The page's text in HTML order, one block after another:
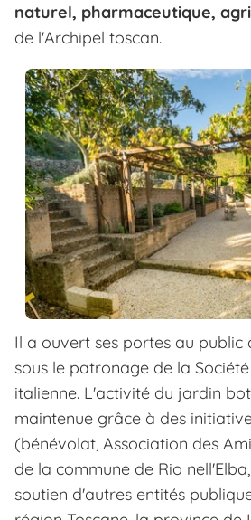
naturel, pharmaceutique,
de l'Archipel toscan.
Il a ouvert ses portes au public
sous le patronage de la
italienne. L'activité du jardin
maintenue grâce à des
(bénévolat, Association des
de la commune de Rio
soutien d'autres entités